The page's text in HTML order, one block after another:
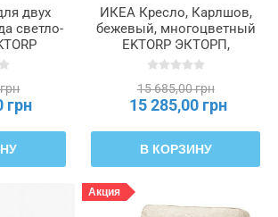
двух
светло-
грн
ИКЕА Кресло, Карлшов,
бежевый, многоцветный
EKTORP ЭКТОРП,
395.521.04
15 685,00 грн
15 285,00 грн
В КОРЗИНУ
Акция